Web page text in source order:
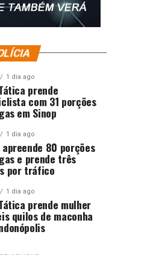
1 dia ago
prende
com 31 porções
em Sinop
1 dia ago
80 porções
e prende três
por tráfico
1 dia ago
prende mulher
quilos de maconha